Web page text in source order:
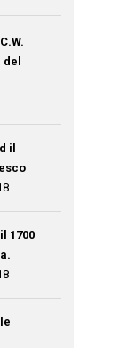
il
1700